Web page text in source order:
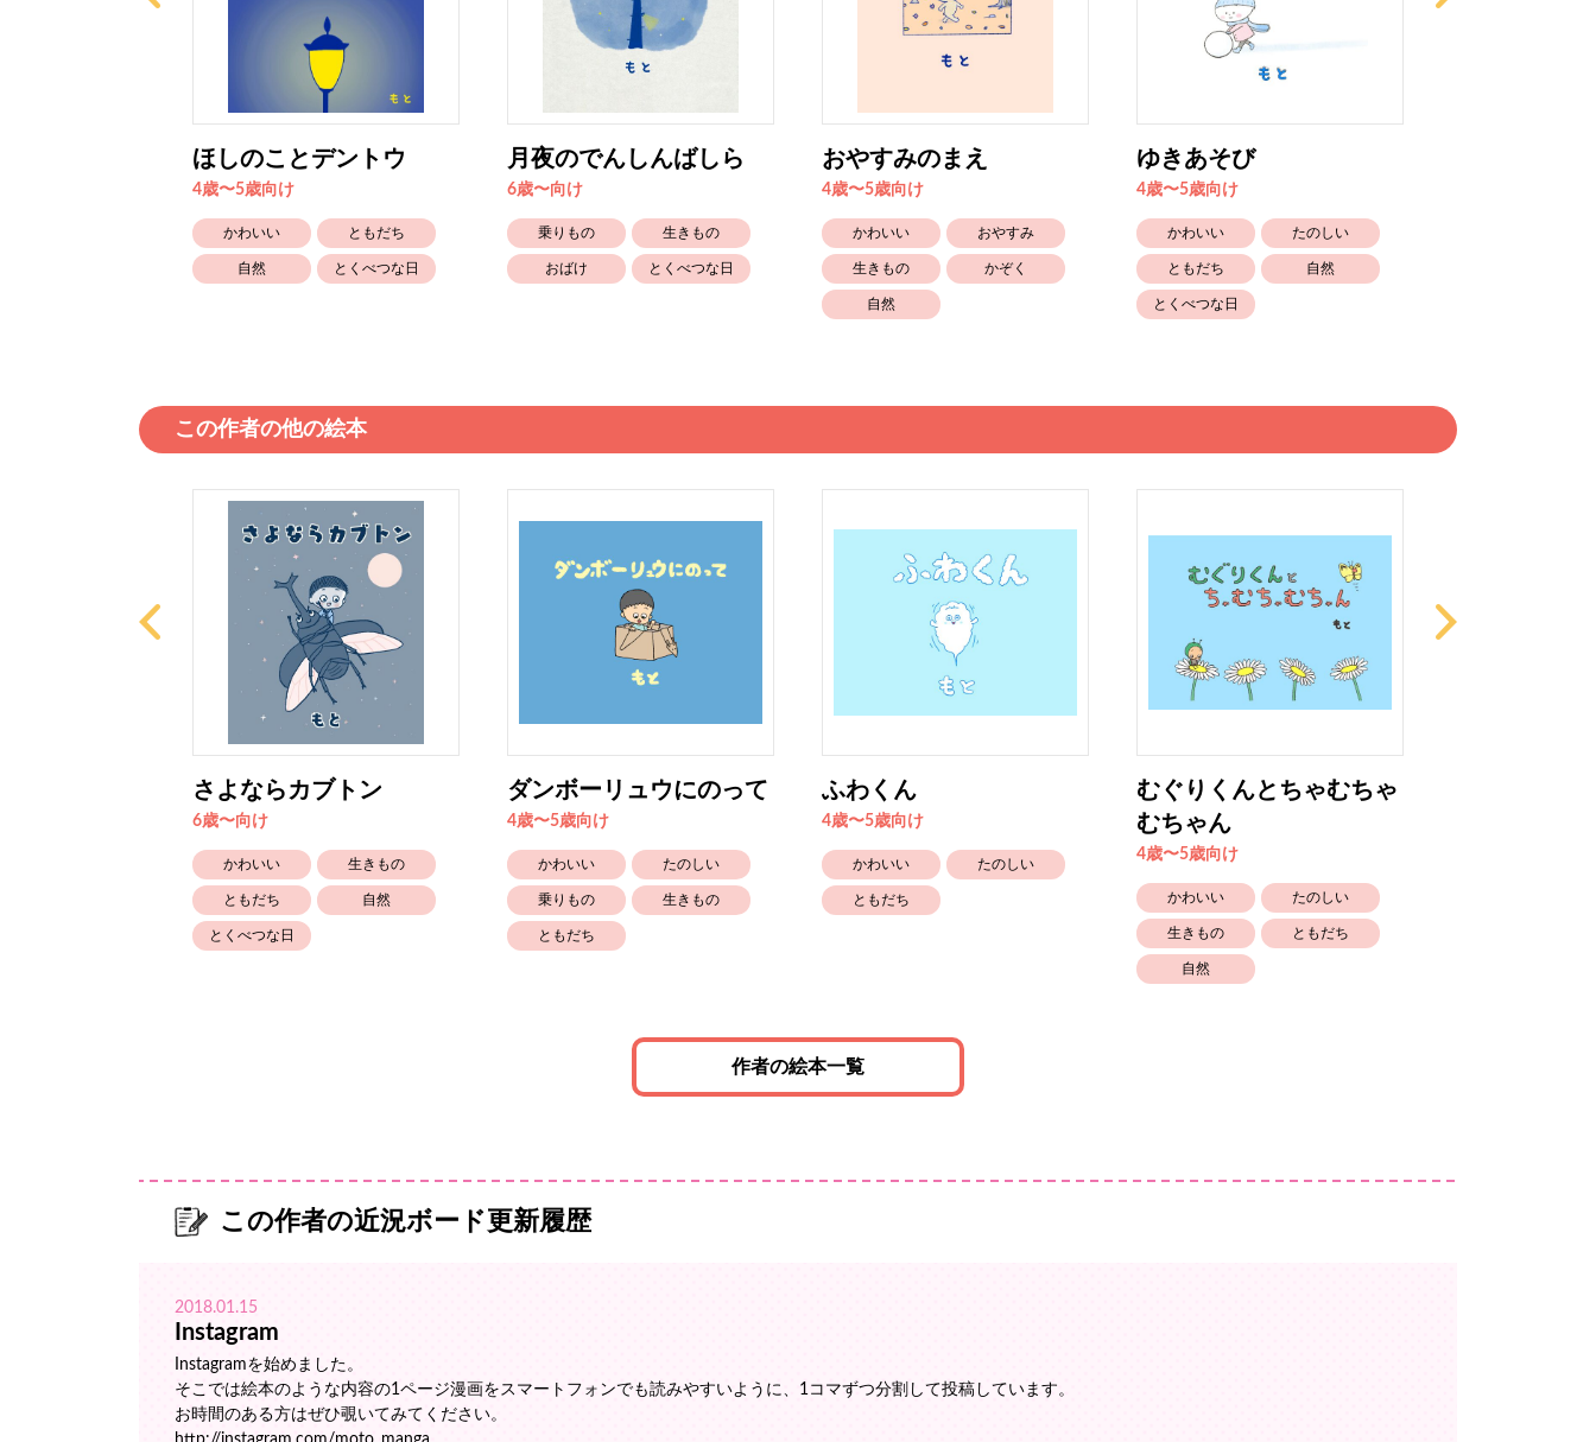
ほしのことデントウ
4歳〜5歳向け
かわいい ともだち
自然 とくべつな日
月夜のでんしんばしら
6歳〜向け
乗りもの 生きもの
おばけ とくべつな日
おやすみのまえ
4歳〜5歳向け
かわいい おやすみ
生きもの かぞく
自然
ゆきあそび
4歳〜5歳向け
かわいい たのしい
ともだち 自然
とくべつな日
この作者の他の絵本
さよならカブトン
6歳〜向け
かわいい 生きもの
ともだち 自然
とくべつな日
ダンボーリュウにのって
4歳〜5歳向け
かわいい たのしい
乗りもの 生きもの
ともだち
ふわくん
4歳〜5歳向け
かわいい たのしい
ともだち
むぐりくんとちゃむちゃ
むちゃん
4歳〜5歳向け
かわいい たのしい
生きもの ともだち
自然
作者の絵本一覧
この作者の近況ボード更新履歴
2018.01.15
Instagram
Instagramを始めました。
そこでは絵本のような内容の1ページ漫画をスマートフォンでも読みやすいように、1コマずつ分割して投稿しています。
お時間のある方はぜひ覗いてみてください。